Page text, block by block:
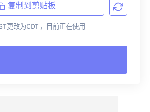
复制到剪贴板
更改为CDT ，目前正在使用